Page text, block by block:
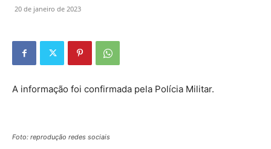
20 de janeiro de 2023
A informação foi confirmada pela Polícia Militar.
Foto: reprodução redes sociais